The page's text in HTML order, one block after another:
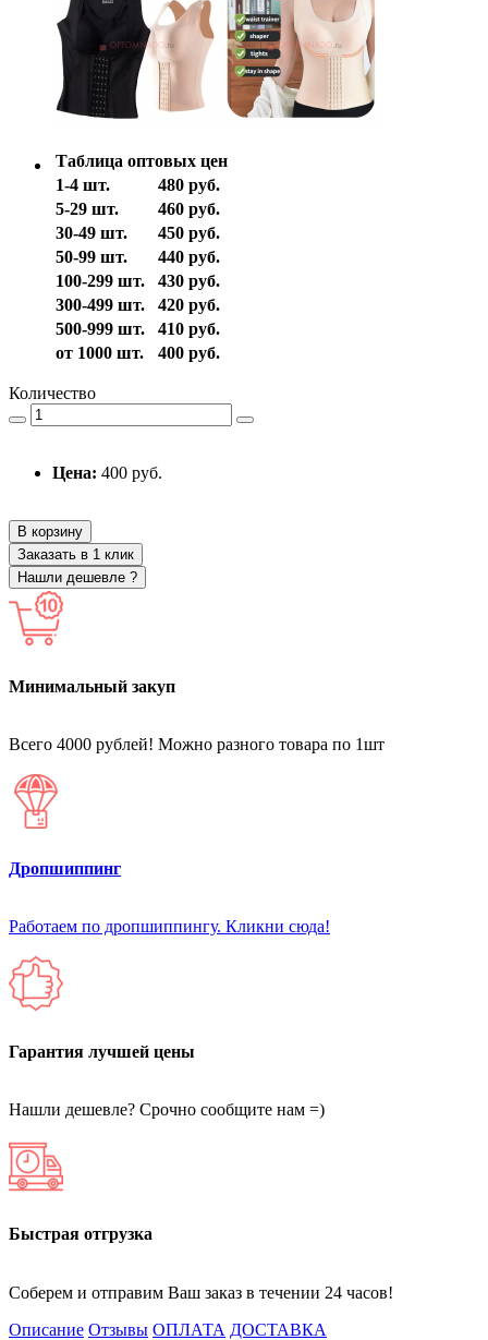
Таблица оптовых цен
1-4 шт.
480 руб.
5-29 шт.
460 руб.
30-49 шт.
450 руб.
50-99 шт.
440 руб.
100-299 шт.
430 руб.
300-499 шт.
420 руб.
500-999 шт.
410 руб.
от 1000 шт.
400 руб.
Количество
Цена: 400 руб.
В корзину
Заказать в 1 клик
Нашли дешевле ?
Минимальный закуп
Всего 4000 рублей! Можно разного товара по 1шт
Дропшиппинг
Работаем по дропшиппингу. Кликни сюда!
Гарантия лучшей цены
Нашли дешевле? Срочно сообщите нам =)
Быстрая отгрузка
Соберем и отправим Ваш заказ в течении 24 часов!
Описание Отзывы ОПЛАТА ДОСТАВКА